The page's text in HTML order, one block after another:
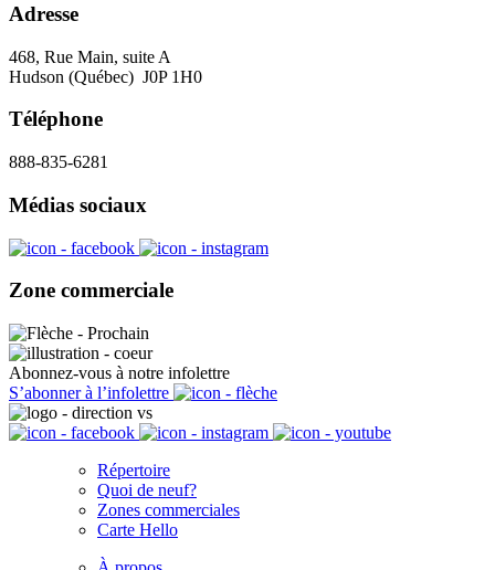
Adresse
468, Rue Main, suite A
Hudson (Québec) J0P 1H0
Téléphone
888-835-6281
Médias sociaux
Zone commerciale
Abonnez-vous à notre infolettre
S’abonner à l’infolettre
Répertoire
Quoi de neuf?
Zones commerciales
Carte Hello